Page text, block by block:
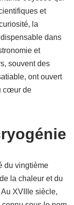
et
la
dans
et
souvent des
ont ouvert
cœur de
du vingtième
la chaleur et du
XVIIIe siècle,